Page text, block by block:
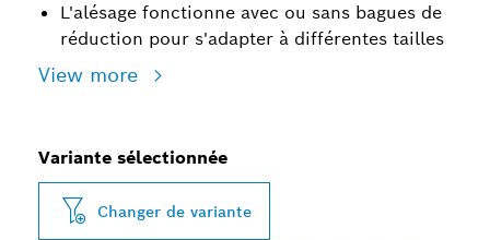
L'alésage fonctionne avec ou sans bagues de
réduction pour s'adapter à différentes tailles
View more
Variante sélectionnée
Changer de variante